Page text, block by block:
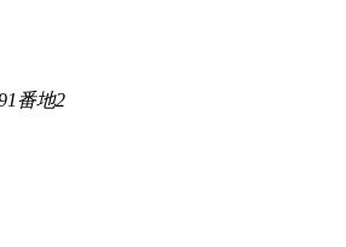
番地2